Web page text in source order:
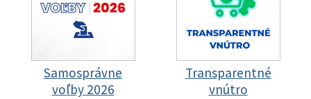
Samosprávne
voľby 2026
Transparentné
vnútro